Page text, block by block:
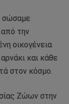
σώσαμε
την
οικογένεια
και κάθε
στον κόσμο.
Ζώων στην